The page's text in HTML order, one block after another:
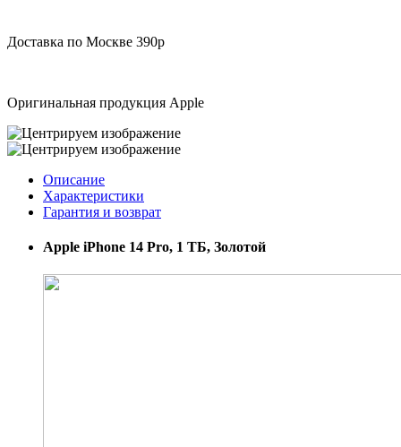
Доставка по Москве 390р
Оригинальная продукция Apple
Описание
Характеристики
Гарантия и возврат
Apple iPhone 14 Pro, 1 ТБ, Золотой